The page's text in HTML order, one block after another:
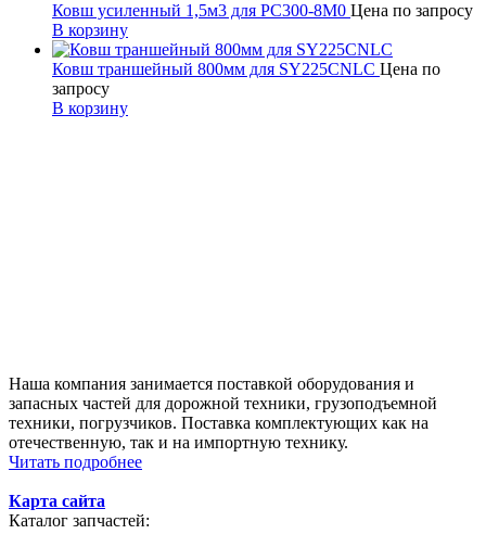
Ковш усиленный 1,5м3 для PC300-8M0 Цена по запросу
В корзину
Ковш траншейный 800мм для SY225CNLC Цена по
запросу
В корзину
Наша компания занимается поставкой оборудования и
запасных частей для дорожной техники, грузоподъемной
техники, погрузчиков. Поставка комплектующих как на
отечественную, так и на импортную технику.
Читать подробнее
Карта сайта
Каталог запчастей: